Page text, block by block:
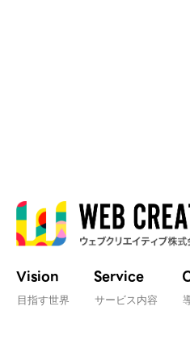
Vision
目指す世界
Service
サービス内容